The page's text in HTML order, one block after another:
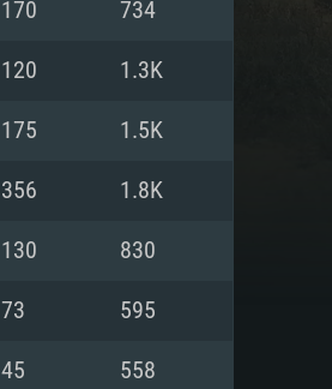
Linux
170 734
120 1.3K
175 1.5K
356 1.8K
130 830
73 595
45 558